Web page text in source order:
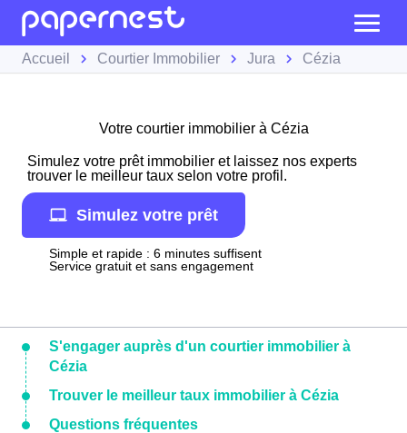
Accueil Courtier Immobilier Jura Cézia
Votre courtier immobilier à Cézia
Simulez votre prêt immobilier et laissez nos experts
trouver le meilleur taux selon votre profil.
Simulez votre prêt
Simple et rapide : 6 minutes suffisent
Service gratuit et sans engagement
S'engager auprès d'un courtier immobilier à
Cézia
Trouver le meilleur taux immobilier à Cézia
Questions fréquentes